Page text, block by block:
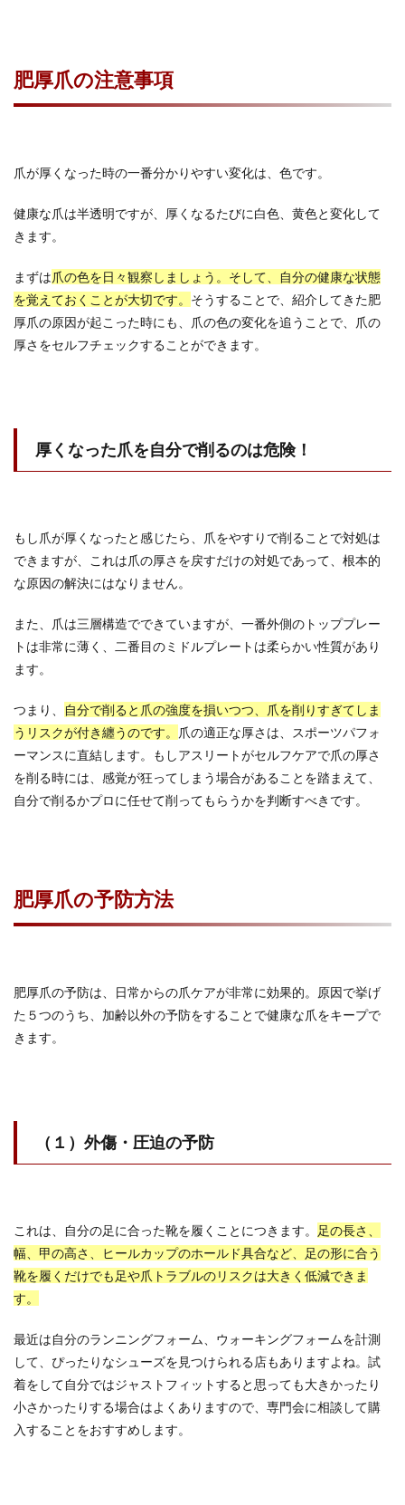
肥厚爪の注意事項
爪が厚くなった時の一番分かりやすい変化は、色です。
健康な爪は半透明ですが、厚くなるたびに白色、黄色と変化して
きます。
まずは爪の色を日々観察しましょう。そして、自分の健康な状態
を覚えておくことが大切です。 そうすることで、紹介してきた肥
厚爪の原因が起こった時にも、爪の色の変化を追うことで、爪の
厚さをセルフチェックすることができます。
厚くなった爪を自分で削るのは危険！
もし爪が厚くなったと感じたら、爪をやすりで削ることで対処は
できますが、これは爪の厚さを戻すだけの対処であって、根本的
な原因の解決にはなりません。
また、爪は三層構造でできていますが、一番外側のトッププレー
トは非常に薄く、二番目のミドルプレートは柔らかい性質があり
ます。
つまり、
自分で削ると爪の強度を損いつつ、爪を削りすぎてしま
うリスクが付き纏うのです。
爪の適正な厚さは、スポーツパフォ
ーマンスに直結します。もしアスリートがセルフケアで爪の厚さ
を削る時には、感覚が狂ってしまう場合があることを踏まえて、
自分で削るかプロに任せて削ってもらうかを判断すべきです。
肥厚爪の予防方法
肥厚爪の予防は、日常からの爪ケアが非常に効果的。原因で挙げ
た５つのうち、加齢以外の予防をすることで健康な爪をキープで
きます。
（１）外傷・圧迫の予防
これは、自分の足に合った靴を履くことにつきます。
足の長さ、
幅、甲の高さ、ヒールカップのホールド具合など、足の形に合う
靴を履くだけでも足や爪トラブルのリスクは大きく低減できま
す。
最近は自分のランニングフォーム、ウォーキングフォームを計測
して、ぴったりなシューズを見つけられる店もありますよね。試
着をして自分ではジャストフィットすると思っても大きかったり
小さかったりする場合はよくありますので、専門会に相談して購
入することをおすすめします。